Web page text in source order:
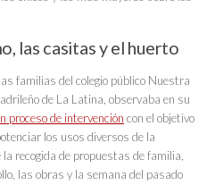
las casitas y el huerto
familias del colegio público Nuestra
de La Latina, observaba en su
proceso de intervención con el objetivo
los usos diversos de la
recogida de propuestas de familia,
las obras y la semana del pasado